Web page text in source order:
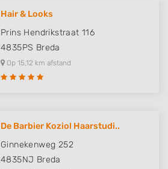
Hair & Looks
Prins Hendrikstraat 116
4835PS Breda
Op 15,12 km afstand
De Barbier Koziol Haarstudi..
Ginnekenweg 252
4835NJ Breda